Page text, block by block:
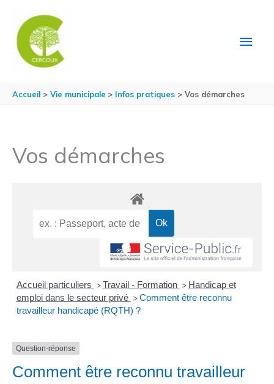
Accueil Vie municipale Infos pratiques Vos démarches
Vos démarches
Accueil particuliers > Travail - Formation > Handicap et
emploi dans le secteur privé > Comment être reconnu
travailleur handicapé (RQTH) ?
Question-réponse
Comment être reconnu travailleur